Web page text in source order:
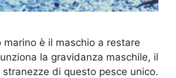
marino è il maschio a restare
la gravidanza maschile, il
di questo pesce unico.